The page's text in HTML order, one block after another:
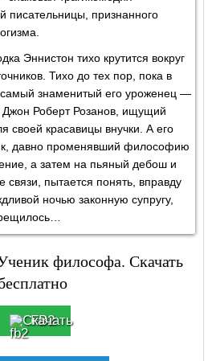
писательницы, признанного
Эннистон тихо крутится вокруг
Тихо до тех пор, пока в
самый знаменитый его уроженец —
Роберт Розанов, ищущий
своей красавицы внучки. А его
давно променявший философию
а затем на пьяный дебош и
пытается понять, вправду
ночью законную супругу,
философа. Скачать
FB2